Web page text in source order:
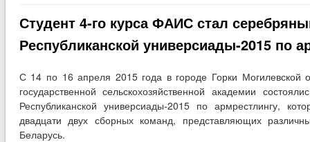
Студент 4-го курса ФАИС стал
Республиканской универсиады-2015 по
С 14 по 16 апреля 2015 года в городе Горки Могилевской
государственной сельскохозяйственной академии
Республиканской универсиады-2015 по армрестлингу,
двадцати двух сборных команд, представляющих
Беларусь.